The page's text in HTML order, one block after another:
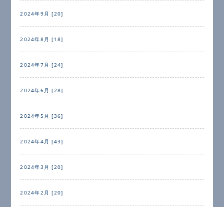
2024年9月 [20]
2024年8月 [18]
2024年7月 [24]
2024年6月 [28]
2024年5月 [36]
2024年4月 [43]
2024年3月 [20]
2024年2月 [20]